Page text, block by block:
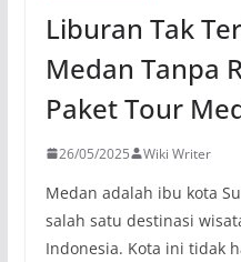
Liburan Tak
Medan Tanpa
Paket Tour
26/05/2025 Wiki Writer
Medan adalah ibu kota
salah satu destinasi
Indonesia. Kota ini tidak